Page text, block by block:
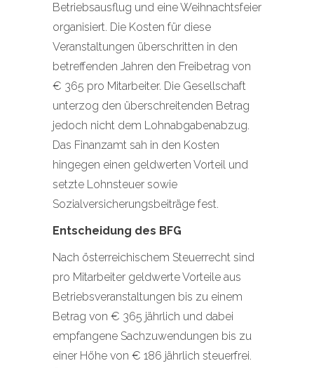
Betriebsausflug und eine Weihnachtsfeier
organisiert. Die Kosten für diese
Veranstaltungen überschritten in den
betreffenden Jahren den Freibetrag von
€ 365 pro Mitarbeiter. Die Gesellschaft
unterzog den überschreitenden Betrag
jedoch nicht dem Lohnabgabenabzug.
Das Finanzamt sah in den Kosten
hingegen einen geldwerten Vorteil und
setzte Lohnsteuer sowie
Sozialversicherungsbeiträge fest.
Entscheidung des BFG
Nach österreichischem Steuerrecht sind
pro Mitarbeiter geldwerte Vorteile aus
Betriebsveranstaltungen bis zu einem
Betrag von € 365 jährlich und dabei
empfangene Sachzuwendungen bis zu
einer Höhe von € 186 jährlich steuerfrei.